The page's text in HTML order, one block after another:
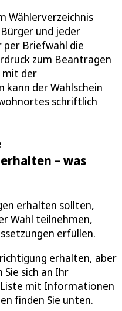
Wählerverzeichnis
und jeder
per Briefwahl die
zum Beantragen
mit der
kann der Wahlschein
schriftlich
– was
erhalten sollten,
Wahl teilnehmen,
erfüllen.
erhalten, aber
sich an Ihr
Liste mit Informationen
finden Sie unten.